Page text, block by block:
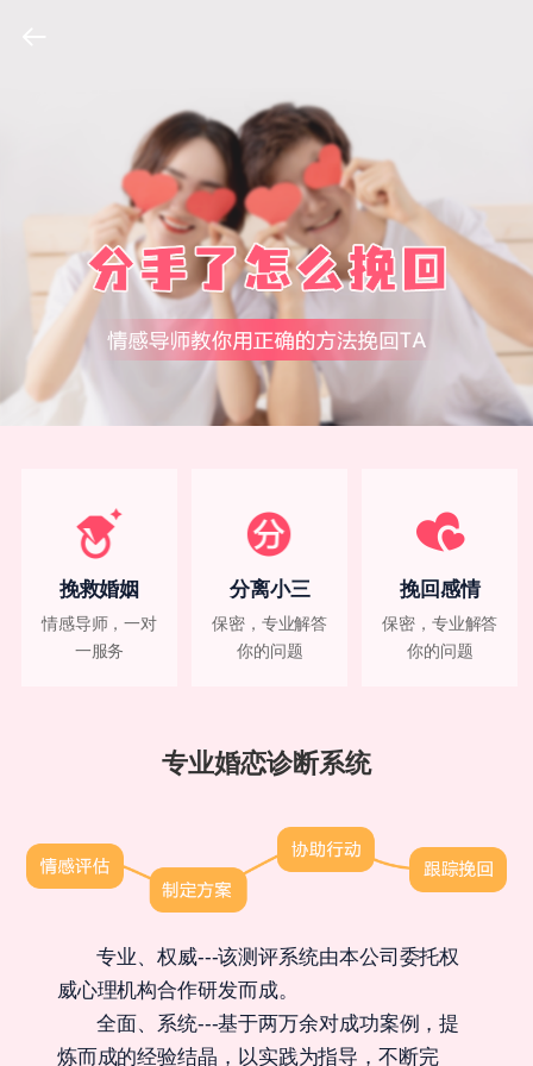
挽救婚姻
情感导师，一对
一服务
分离小三
保密，专业解答
你的问题
挽回感情
保密，专业解答
你的问题
专业婚恋诊断系统
专业、权威---该测评系统由本公司委托权
威心理机构合作研发而成。
全面、系统---基于两万余对成功案例，提
炼而成的经验结晶，以实践为指导，不断完